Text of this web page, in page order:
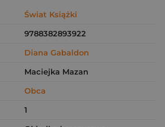
Świat Książki
9788382893922
Diana Gabaldon
Maciejka Mazan
Obca
1